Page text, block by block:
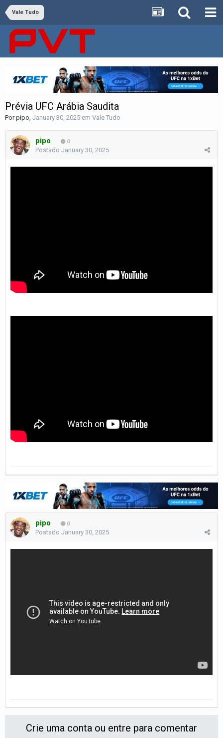
Vale Tudo
Prévia UFC Arábia Saudita
Porpipo January 30, 2025 em Vale Tudo
pipo 0
Postado January 30, 2025
pipo 0
Postado January 30, 2025
Crie uma conta ou entre para comentar